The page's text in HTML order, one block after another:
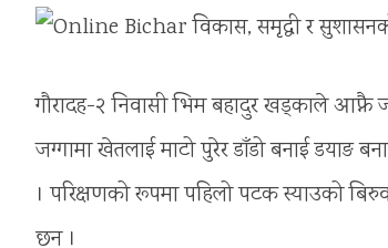
गौरादह-२ निवासी भिम बहादुर खड्काले आफ्नै
जग्गामा खेतलाई माटो पुरेर डाँडो बनाई
। परिक्षणको रूपमा पहिलो पटक स्याउको
छन ।